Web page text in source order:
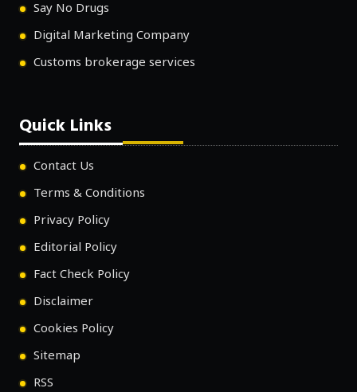
Say No Drugs
Digital Marketing Company
Customs brokerage services
Quick Links
Contact Us
Terms & Conditions
Privacy Policy
Editorial Policy
Fact Check Policy
Disclaimer
Cookies Policy
Sitemap
RSS